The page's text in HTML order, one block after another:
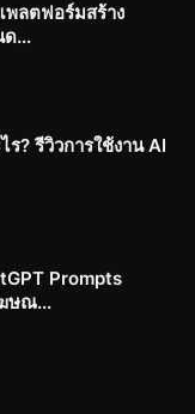
พลตฟอร์มสร้าง
ด...
? รีวิวการใช้งาน AI
Prompts
ษณ...